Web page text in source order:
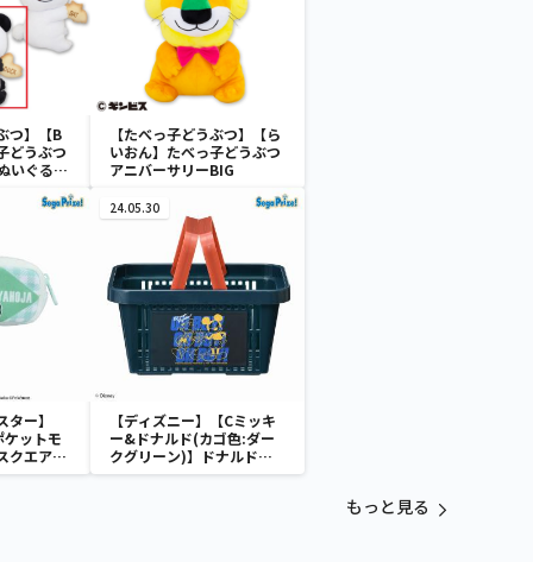
つ】【B
どうぶつ
いぐるみ
【たべっ子どうぶつ】【ら
いおん】たべっ子どうぶつ
アニバーサリーBIG
ー】
ットモ
クエアポ
24.05.30
【ディズニー】【Cミッキ
ー&ドナルド(カゴ色:ダー
クグリーン)】ドナルドダ
ック ミニメッシュカゴ
もっと見る